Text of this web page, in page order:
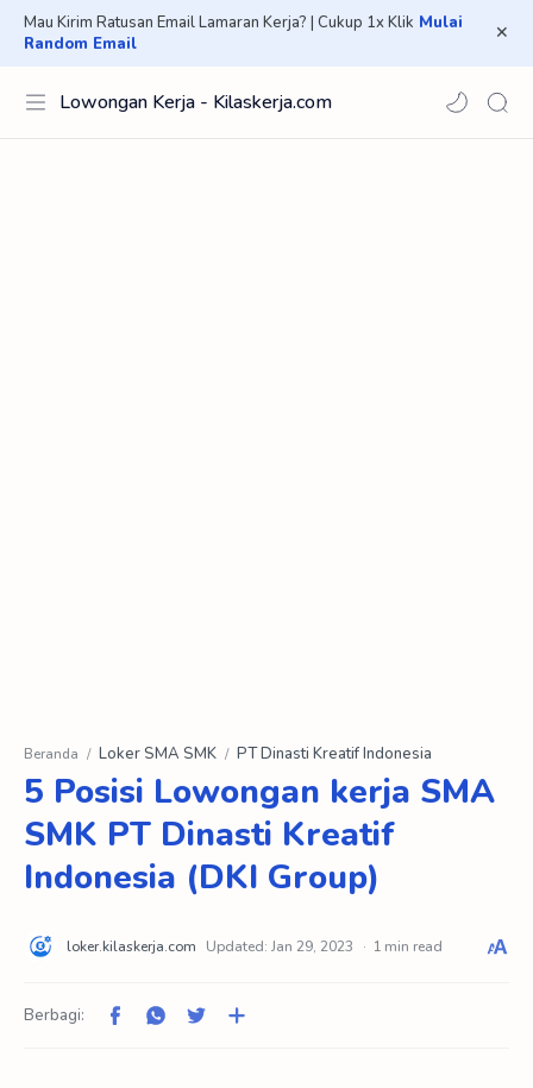
Mau Kirim Ratusan Email Lamaran Kerja? | Cukup 1x Klik Mulai
Random Email
Lowongan Kerja - Kilaskerja.com
Beranda Loker SMA SMK PT Dinasti Kreatif Indonesia
5 Posisi Lowongan kerja SMA
SMK PT Dinasti Kreatif
Indonesia (DKI Group)
1 min read